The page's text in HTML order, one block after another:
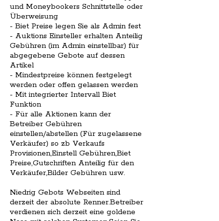
und Moneybookers Schnittstelle oder
Überweisung
- Biet Preise legen Sie als Admin fest
- Auktions Einsteller erhalten Anteilig
Gebühren (im Admin einstellbar) für
abgegebene Gebote auf dessen
Artikel
- Mindestpreise können festgelegt
werden oder offen gelassen werden
- Mit integrierter Intervall Biet
Funktion
- Für alle Aktionen kann der
Betreiber Gebühren
einstellen/abstellen (Für zugelassene
Verkäufer) so zb Verkaufs
Provisionen,Einstell Gebühren,Biet
Preise,Gutschriften Anteilig für den
Verkäufer,Bilder Gebühren usw.
Niedrig Gebots Webseiten sind
derzeit der absolute Renner.Betreiber
verdienen sich derzeit eine goldene